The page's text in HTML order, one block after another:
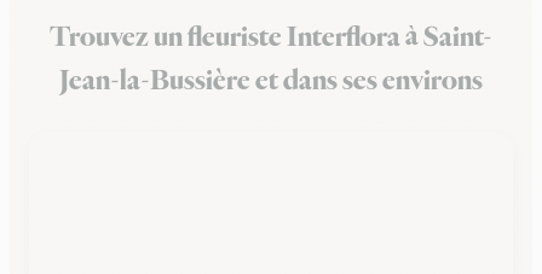
Trouvez un fleuriste Interflora à Saint-
Jean-la-Bussière et dans ses environs